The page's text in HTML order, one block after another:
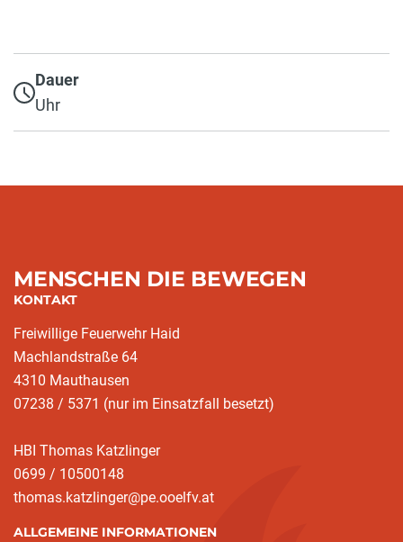
Dauer
Uhr
MENSCHEN DIE BEWEGEN
KONTAKT
Freiwillige Feuerwehr Haid
Machlandstraße 64
4310 Mauthausen
07238 / 5371 (nur im Einsatzfall besetzt)
HBI Thomas Katzlinger
0699 / 10500148
thomas.katzlinger@pe.ooelfv.at
ALLGEMEINE INFORMATIONEN